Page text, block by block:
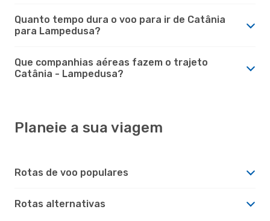
Quanto tempo dura o voo para ir de Catânia
para Lampedusa?
Que companhias aéreas fazem o trajeto
Catânia - Lampedusa?
Planeie a sua viagem
Rotas de voo populares
Rotas alternativas